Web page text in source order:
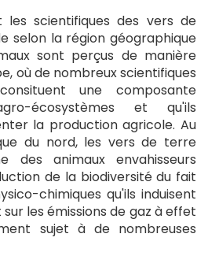
scientifiques des vers de
selon la région géographique
sont perçus de manière
où de nombreux scientifiques
une composante
écosystèmes et qu'ils
la production agricole. Au
du nord, les vers de terre
des animaux envahisseurs
de la biodiversité du fait
chimiques qu'ils induisent
les émissions de gaz à effet
sujet à de nombreuses